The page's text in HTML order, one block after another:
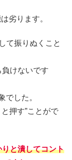
劣ります。
て振りぬくこと
けないです
でした。
押す”ことがで
と潰してコント